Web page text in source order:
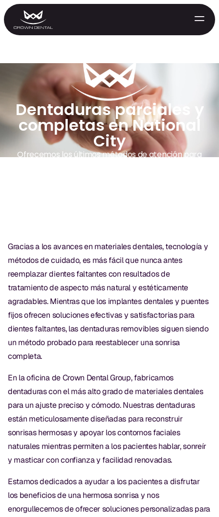
Tratamiento Periodontal
Programa Preventivo
Tratamiento de Conducto
Protectores Bucales Deportivos
RESTAURATIVO
All-on-4
All-on-6
Coronas y Fundas
Puentes Dentales
Empastes Dentales
Dentaduras
Implantes Dentales
Dentaduras en el Mismo Día
Dentaduras parciales y
completas en National
City
Ofrecemos los últimos métodos de atención para
Gracias a los avances en materiales dentales, tecnología y
métodos de cuidado, es más fácil que nunca antes
reemplazar dientes faltantes con resultados de
tratamiento de aspecto más natural y estéticamente
agradables. Mientras que los implantes dentales y puentes
fijos ofrecen soluciones efectivas y satisfactorias para
dientes faltantes, las dentaduras removibles siguen siendo
un método probado para reestablecer una sonrisa
completa.
En la oficina de Crown Dental Group, fabricamos
dentaduras con el más alto grado de materiales dentales
para un ajuste preciso y cómodo. Nuestras dentaduras
están meticulosamente diseñadas para reconstruir
sonrisas hermosas y apoyar los contornos faciales
naturales mientras permiten a los pacientes hablar, sonreír
y masticar con confianza y facilidad renovadas.
Estamos dedicados a ayudar a los pacientes a disfrutar
los beneficios de una hermosa sonrisa y nos
enorgullecemos de ofrecer soluciones personalizadas para